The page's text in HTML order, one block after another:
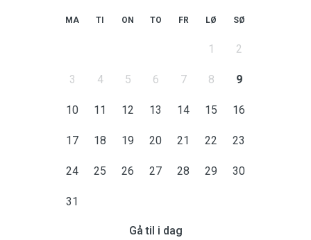
MA TI ON TO FR LØ SØ
1 2
3 4 5 6 7 8 9
10 11 12 13 14 15 16
17 18 19 20 21 22 23
24 25 26 27 28 29 30
31
Gå til i dag